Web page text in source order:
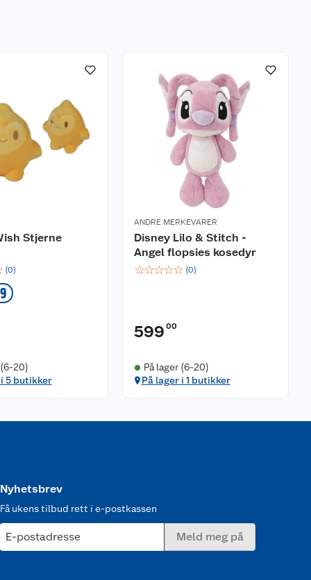
Stjerne
(0)
(6-20)
5 butikker
ANDRE MERKEVARER
Disney Lilo & Stitch -
Angel flopsies kosedyr
☆☆☆☆☆ (0)
599 00
På lager (6-20)
På lager i 1 butikker
Nyhetsbrev
Få ukens tilbud rett i e-postkassen
E-postadresse Meld meg på